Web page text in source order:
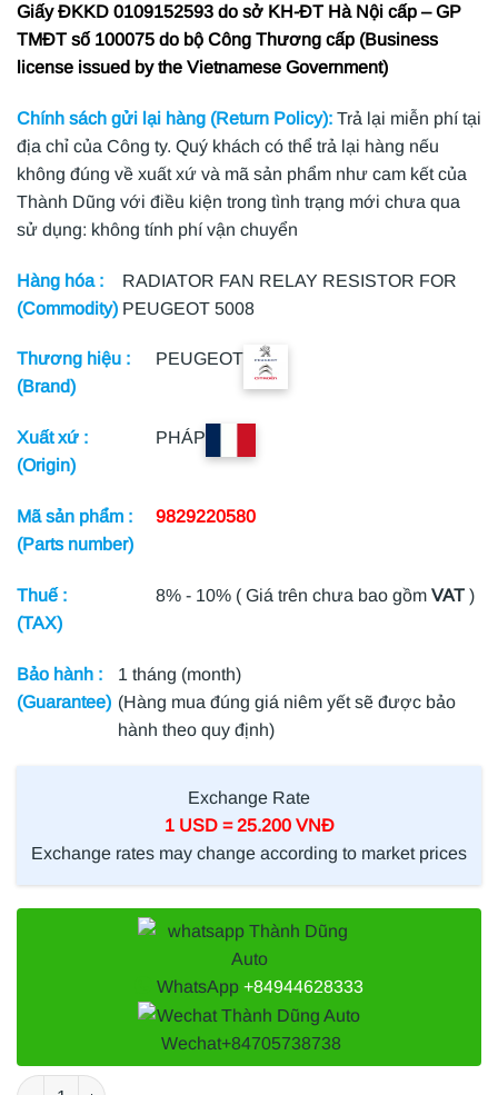
Giấy ĐKKD 0109152593 do sở KH-ĐT Hà Nội cấp – GP
TMĐT số 100075 do bộ Công Thương cấp (Business
license issued by the Vietnamese Government)
Chính sách gửi lại hàng (Return Policy): Trả lại miễn phí tại
địa chỉ của Công ty. Quý khách có thể trả lại hàng nếu
không đúng về xuất xứ và mã sản phẩm như cam kết của
Thành Dũng với điều kiện trong tình trạng mới chưa qua
sử dụng: không tính phí vận chuyển
Hàng hóa :
(Commodity)
RADIATOR FAN RELAY RESISTOR FOR
PEUGEOT 5008
Thương hiệu :
(Brand)
PEUGEOT
Xuất xứ :
(Origin)
PHÁP
Mã sản phẩm :
(Parts number)
9829220580
Thuế :
(TAX)
8% - 10% ( Giá trên chưa bao gồmVAT )
Bảo hành :
(Guarantee)
1 tháng (month)
(Hàng mua đúng giá niêm yết sẽ được bảo
hành theo quy định)
Exchange Rate
1 USD = 25.200 VNĐ
Exchange rates may change according to market prices
WhatsApp +84944628333
Wechat+84705738738
TRỞ QUẠT KÉT NƯỚC PEUGEOT 5008 số lượng